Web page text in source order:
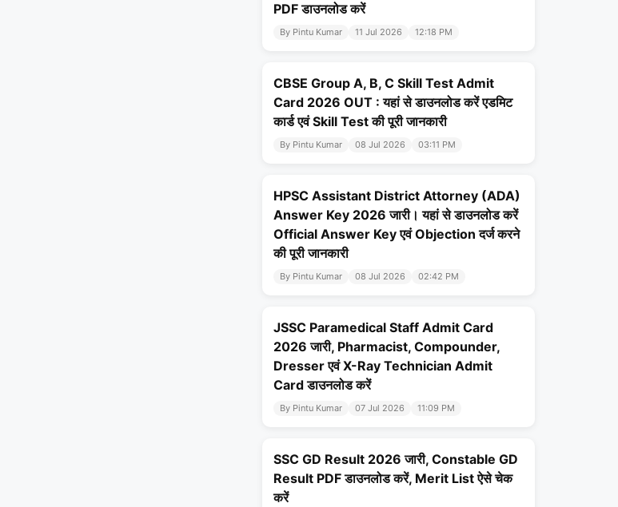
PDF डाउनलोड करें
By Pintu Kumar 11 Jul 2026 12:18 PM
CBSE Group A, B, C Skill Test Admit
Card 2026 OUT : यहां से डाउनलोड करें एडमिट
कार्ड एवं Skill Test की पूरी जानकारी
By Pintu Kumar 08 Jul 2026 03:11 PM
HPSC Assistant District Attorney (ADA)
Answer Key 2026 जारी। यहां से डाउनलोड करें
Official Answer Key एवं Objection दर्ज करने
की पूरी जानकारी
By Pintu Kumar 08 Jul 2026 02:42 PM
JSSC Paramedical Staff Admit Card
2026 जारी, Pharmacist, Compounder,
Dresser एवं X-Ray Technician Admit
Card डाउनलोड करें
By Pintu Kumar 07 Jul 2026 11:09 PM
SSC GD Result 2026 जारी, Constable GD
Result PDF डाउनलोड करें, Merit List ऐसे चेक
करें